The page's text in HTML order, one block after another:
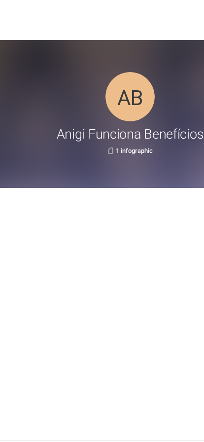
Anigi Funciona Benefícios
1 infographic